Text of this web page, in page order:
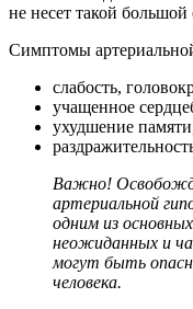
не несет такой
Симптомы
слабость,
учащенное
ухудшение
Важно!
артериальной
одним из
неожиданных и
могут быть
человека.